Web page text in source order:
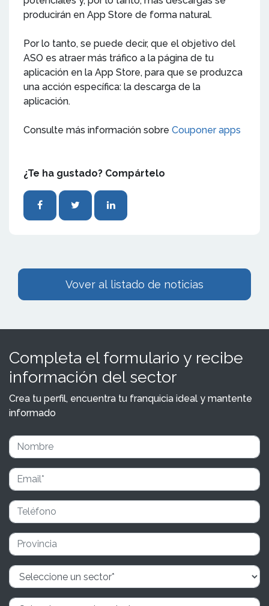
producirán en App Store de forma natural.
Por lo tanto, se puede decir, que el objetivo del
ASO es atraer más tráfico a la página de tu
aplicación en la App Store, para que se produzca
una acción específica: la descarga de la
aplicación.
Consulte más información sobre Couponer apps
¿Te ha gustado? Compártelo
Vover al listado de noticias
Completa el formulario y recibe
información del sector
Crea tu perfil, encuentra tu franquicia ideal y mantente
informado